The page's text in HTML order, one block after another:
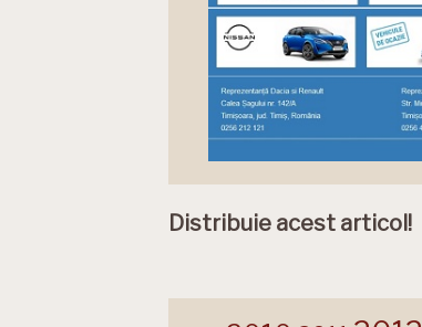
Distribuie acest articol!